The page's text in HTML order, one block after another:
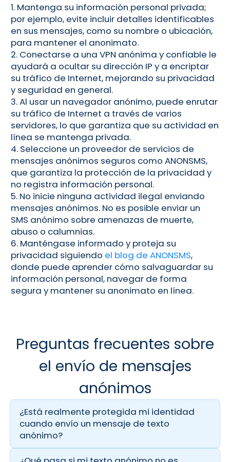
1. Mantenga su información personal privada;
por ejemplo, evite incluir detalles identificables
en sus mensajes, como su nombre o ubicación,
para mantener el anonimato.
2. Conectarse a una VPN anónima y confiable le
ayudará a ocultar su dirección IP y a encriptar
su tráfico de Internet, mejorando su privacidad
y seguridad en general.
3. Al usar un navegador anónimo, puede enrutar
su tráfico de Internet a través de varios
servidores, lo que garantiza que su actividad en
línea se mantenga privada.
4. Seleccione un proveedor de servicios de
mensajes anónimos seguros como ANONSMS,
que garantiza la protección de la privacidad y
no registra información personal.
5. No inicie ninguna actividad ilegal enviando
mensajes anónimos. No es posible enviar un
SMS anónimo sobre amenazas de muerte,
abuso o calumnias.
6. Manténgase informado y proteja su
privacidad siguiendo el blog de ANONSMS,
donde puede aprender cómo salvaguardar su
información personal, navegar de forma
segura y mantener su anonimato en línea.
Preguntas frecuentes sobre
el envío de mensajes
anónimos
¿Está realmente protegida mi identidad
cuando envío un mensaje de texto
anónimo?
Absolutamente. Es nuestra máxima prioridad. No
registramos tu dirección IP y toda la